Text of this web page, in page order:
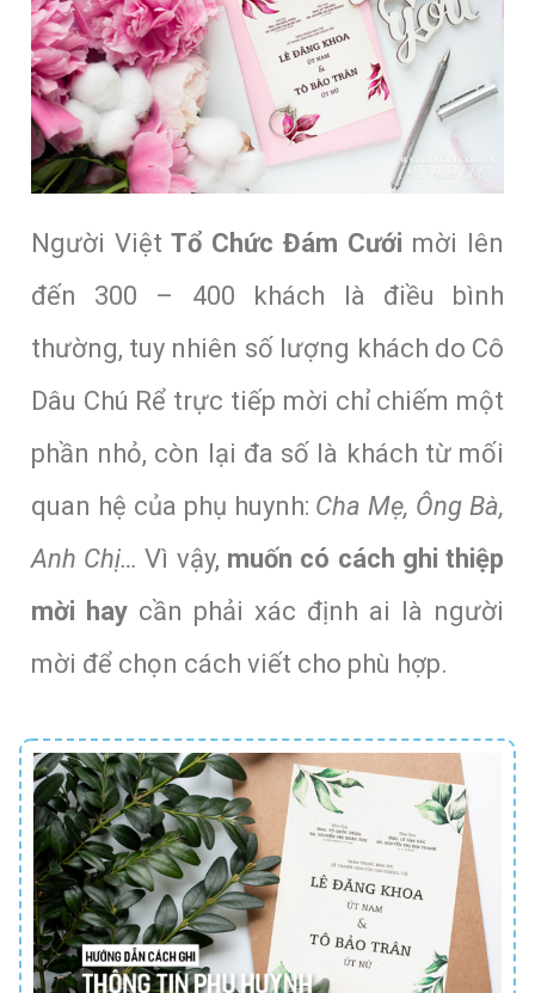
Người Việt Tổ Chức Đám Cưới mời lên
đến 300 – 400 khách là điều bình
thường, tuy nhiên số lượng khách do Cô
Dâu Chú Rể trực tiếp mời chỉ chiếm một
phần nhỏ, còn lại đa số là khách từ mối
quan hệ của phụ huynh: Cha Mẹ, Ông Bà,
Anh Chị… Vì vậy, muốn có cách ghi thiệp
mời haycần phải xác định ai là người
mời để chọn cách viết cho phù hợp.